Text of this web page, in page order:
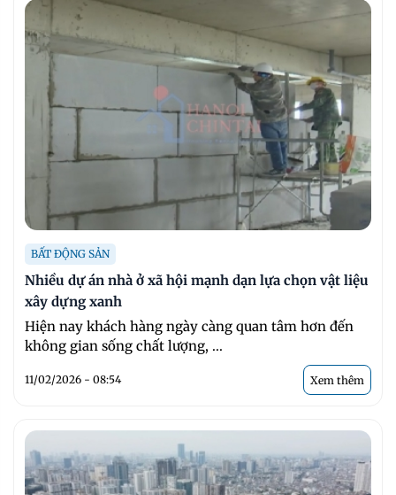
BẤT ĐỘNG SẢN
Nhiều dự án nhà ở xã hội mạnh dạn lựa chọn vật liệu
xây dựng xanh
Hiện nay khách hàng ngày càng quan tâm hơn đến
không gian sống chất lượng, ...
11/02/2026 - 08:54 Xem thêm